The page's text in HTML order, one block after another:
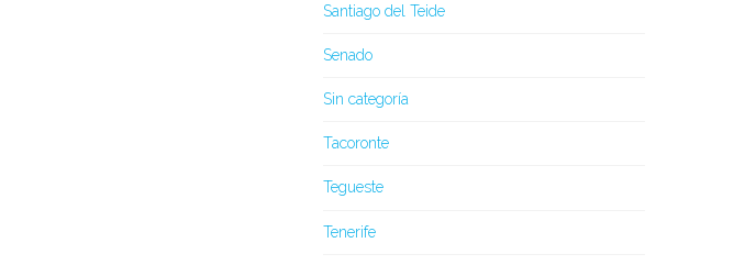
Santiago del Teide
Senado
Sin categoría
Tacoronte
Tegueste
Tenerife